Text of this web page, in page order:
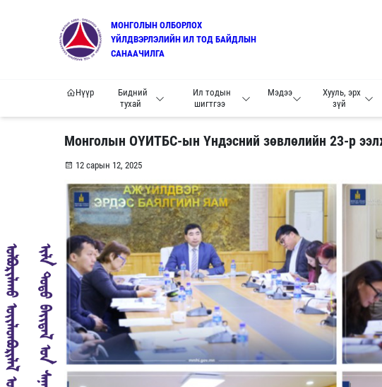
МОНГОЛЫН ОЛБОРЛОХ
ҮЙЛДВЭРЛЭЛИЙН ИЛ ТОД БАЙДЛЫН
САНААЧИЛГА
Нүүр
Бидний
тухай
Ил тодын
шигтгээ
Мэдээ
Хууль, эрх
зүй
Монголын ОҮИТБС-ын Үндэсний зөвлөлийн 23-р
12 сарын 12, 2025